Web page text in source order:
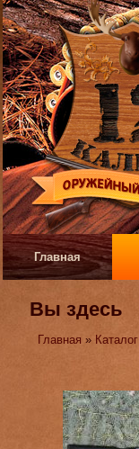
Главная
Вы здесь
Главная » Каталог